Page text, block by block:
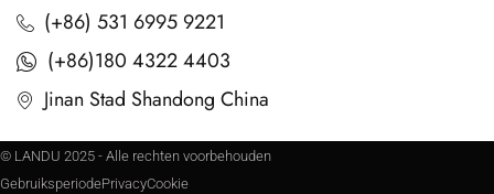
(+86) 531 6995 9221
(+86)180 4322 4403
Jinan Stad Shandong China
© LANDU 2025 - Alle rechten voorbehouden
GebruiksperiodePrivacyCookie